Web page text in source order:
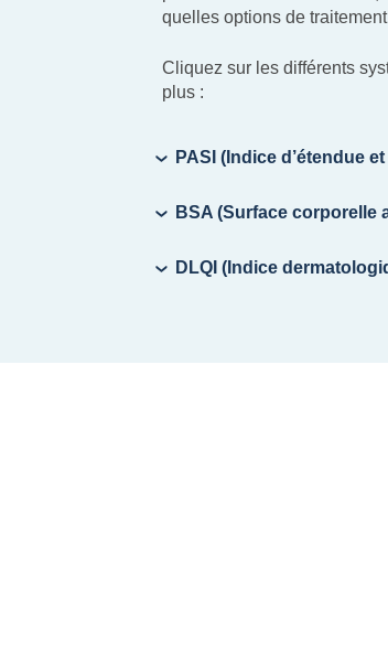
quelles options de
Cliquez sur les différents
plus :
PASI (Indice d’étendue
BSA (Surface corporelle
DLQI (Indice